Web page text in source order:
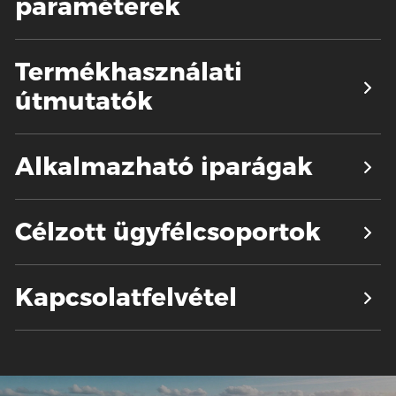
paraméterek
Termékhasználati
útmutatók
Alkalmazható iparágak
Célzott ügyfélcsoportok
Kapcsolatfelvétel